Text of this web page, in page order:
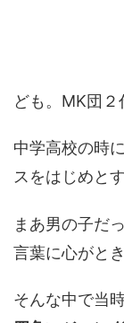
ども。MK団２
中学高校の時
スをはじめと
まあ男の子だ
言葉に心がと
そんな中で当